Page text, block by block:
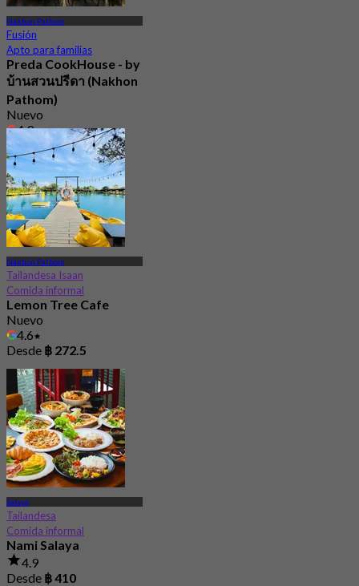
Nakhon Pathom
Fusión
Apto para familias
Preda CookHouse - by
บ้านสวนปรีดา (Nakhon
Pathom)
Nuevo
4.9
Desde฿ 472.5
Nakhon Pathom
Tailandesa Isaan
Comida informal
Lemon Tree Cafe
Nuevo
4.6
Desde ฿ 272.5
Salaya
Tailandesa
Comida informal
Nami Salaya
4.9
Desde ฿ 410